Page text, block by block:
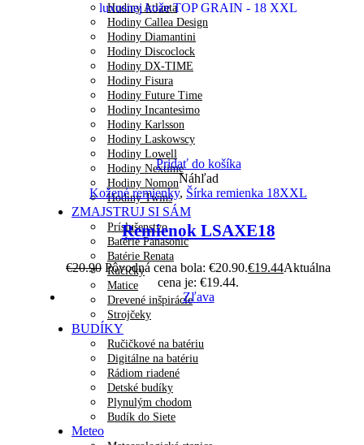
Hodiny Atlanta
Hodiny Callea Design
Hodiny Diamantini
Hodiny Discoclock
Hodiny DX-TIME
Hodiny Fisura
Hodiny Future Time
Hodiny Incantesimo
Hodiny Karlsson
Hodiny Laskowscy
Hodiny Lowell
Hodiny Nextime
Hodiny Nomon
Hodiny Twins
ZMAJSTRUJ SI SÁM
Príslušenstvo
Batérie Panasonic
Batérie Renata
Ručičky
Matice
Drevené inšpirácie
Strojčeky
BUDÍKY
Ručičkové na batériu
Digitálne na batériu
Rádiom riadené
Detské budíky
Plynulým chodom
Budík do Siete
Meteo
Pridať do košíka
Náhľad
Kožené remienky, Šírka remienka 18XXL
Remienok LSAXE18
€20.90 Pôvodná cena bola: €20.90.€19.44Aktuálna
cena je: €19.44.
Zľava